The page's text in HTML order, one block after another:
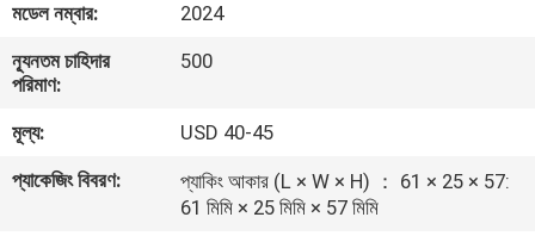
কারখানা
পরিদর্শন
গুণমান
নিয়ন্ত্রণ
মডেল নম্বার:
2024
ন্যূনতম চাহিদার
পরিমাণ:
500
মূল্য:
USD 40-45
প্যাকেজিং বিবরণ:
প্যাকিং আকার (L × W × H) ： 61 × 25 × 57:
61 মিমি × 25 মিমি × 57 মিমি